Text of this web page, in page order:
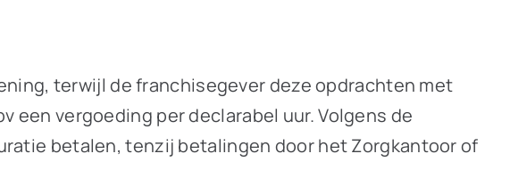
terwijl de franchisegever deze opdrachten met
een vergoeding per declarabel uur. Volgens de
betalen, tenzij betalingen door het Zorgkantoor of